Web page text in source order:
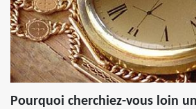
Pourquoi cherchiez-vous loin